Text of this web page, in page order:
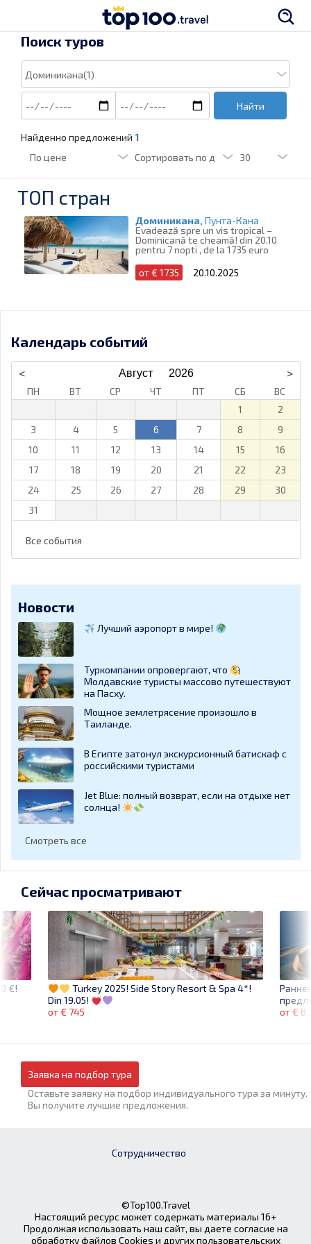
Поиск туров
Найти
Найденно предложений 1
ТОП стран
Доминикана, Пунта-Кана
Evadează spre un vis tropical –
Dominicană te cheamă! din 20.10
pentru 7 nopti , de la 1735 euro
от € 1735
20.10.2025
Календарь событий
ПН ВТ СР ЧТ ПТ СБ
ВС
1
2
3
4 5 6 7 8
9
10
11 12 13 14 15
16
17
18 19 20 21 22
23
24
25 26 27 28 29
30
31
Все события
Новости
Лучший аэропорт в мире!
Туркомпании опровергают, что
Молдавские туристы массово путешествуют
на Пасху.
Мощное землетрясение произошло в
Таиланде.
В Египте затонул экскурсионный батискаф с
российскими туристами
Jet Blue: полный возврат, если на отдыхе нет
солнца!
Смотреть все
€!
от €
Сейчас просматривают
Turkey 2025! Side Story Resort & Spa 4*!
Din 19.05!
от € 745
Заявка на подбор тура
Оставьте заявку на подбор индивидуального тура за минуту.
Вы получите лучшие предложения.
Сотрудничество
©Top100.Travel
Настоящий ресурс может содержать материалы 16+
Продолжая использовать наш сайт, вы даете согласие на
обработку файлов Cookies и других пользовательских